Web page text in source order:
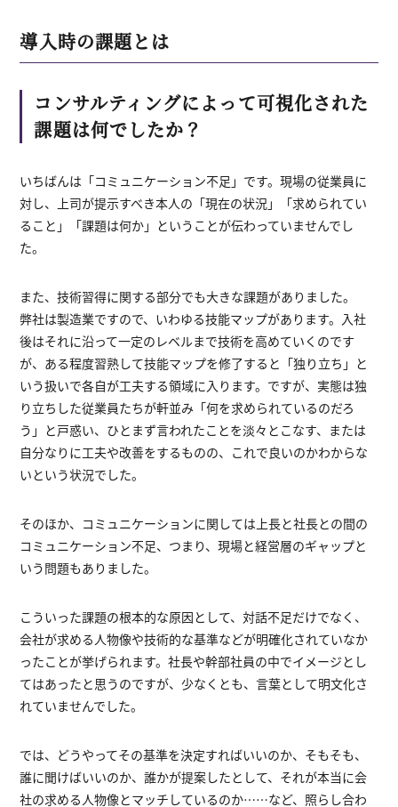
導入時の課題とは
コンサルティングによって可視化された
課題は何でしたか？
いちばんは「コミュニケーション不足」です。現場の従業員に
対し、上司が提示すべき本人の「現在の状況」「求められてい
ること」「課題は何か」ということが伝わっていませんでし
た。
また、技術習得に関する部分でも大きな課題がありました。
弊社は製造業ですので、いわゆる技能マップがあります。入社
後はそれに沿って一定のレベルまで技術を高めていくのです
が、ある程度習熟して技能マップを修了すると「独り立ち」と
いう扱いで各自が工夫する領域に入ります。ですが、実態は独
り立ちした従業員たちが軒並み「何を求められているのだろ
う」と戸惑い、ひとまず言われたことを淡々とこなす、または
自分なりに工夫や改善をするものの、これで良いのかわからな
いという状況でした。
そのほか、コミュニケーションに関しては上長と社長との間の
コミュニケーション不足、つまり、現場と経営層のギャップと
いう問題もありました。
こういった課題の根本的な原因として、対話不足だけでなく、
会社が求める人物像や技術的な基準などが明確化されていなか
ったことが挙げられます。社長や幹部社員の中でイメージとし
てはあったと思うのですが、少なくとも、言葉として明文化さ
れていませんでした。
では、どうやってその基準を決定すればいいのか、そもそも、
誰に聞けばいいのか、誰かが提案したとして、それが本当に会
社の求める人物像とマッチしているのか……など、照らし合わ